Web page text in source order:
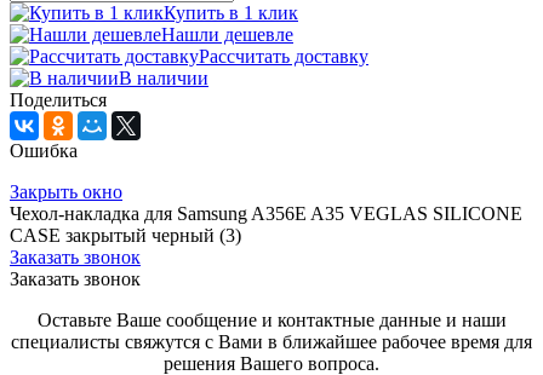
Купить в 1 клик
Нашли дешевле
Рассчитать доставку
В наличии
Поделиться
Ошибка
Закрыть окно
Чехол-накладка для Samsung A356E A35 VEGLAS SILICONE
CASE закрытый черный (3)
Заказать звонок
Заказать звонок
Оставьте Ваше сообщение и контактные данные и наши
специалисты свяжутся с Вами в ближайшее рабочее время для
решения Вашего вопроса.